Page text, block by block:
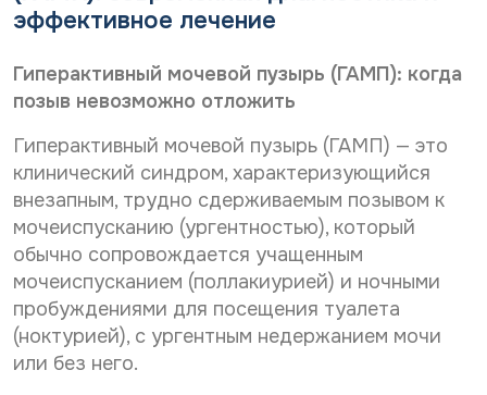
эффективное лечение
Гиперактивный мочевой пузырь (ГАМП): когда
позыв невозможно отложить
Гиперактивный мочевой пузырь (ГАМП) — это
клинический синдром, характеризующийся
внезапным, трудно сдерживаемым позывом к
мочеиспусканию (ургентностью), который
обычно сопровождается учащенным
мочеиспусканием (поллакиурией) и ночными
пробуждениями для посещения туалета
(ноктурией), с ургентным недержанием мочи
или без него.
С
о
г
а
с
и
е
н
а
о
б
р
а
б
о
Даю согласие на
обработку персональных
данных
о
г
л
а
с
и
е
н
а
р
а
с
рассылки
Отправить
*
г
л
а
и
п
е
с
о
н
а
л
ь
н
ы
х
С
г
л
а
и
е
а
о
б
а
б
о
т
к
Даю согласие наобработку персональных
Отправить
Телефон*
E-mail*
Дата выдачи направления*
Наименование направившего лечебного учреждения*